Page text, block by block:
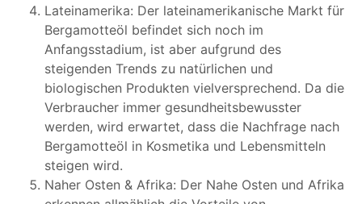
Lateinamerika: Der lateinamerikanische Markt für
Bergamotteöl befindet sich noch im
Anfangsstadium, ist aber aufgrund des
steigenden Trends zu natürlichen und
biologischen Produkten vielversprechend. Da die
Verbraucher immer gesundheitsbewusster
werden, wird erwartet, dass die Nachfrage nach
Bergamotteöl in Kosmetika und Lebensmitteln
steigen wird.
Naher Osten & Afrika: Der Nahe Osten und Afrika